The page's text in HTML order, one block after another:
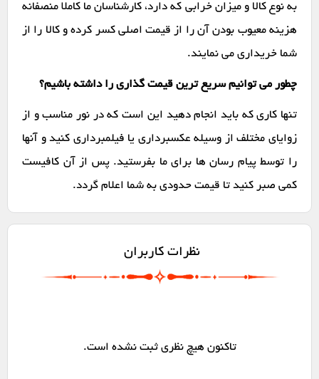
به نوع کالا و میزان خرابی که دارد، کارشناسان ما کاملا منصفانه
هزینه معیوب بودن آن را از قیمت اصلی کسر کرده و کالا را از
شما خریداری می نمایند.
چطور می توانیم سریع ترین قیمت گذاری را داشته باشیم؟
تنها کاری که باید انجام دهید این است که در نور مناسب و از
زوایای مختلف از وسیله عکسبرداری یا فیلمبرداری کنید و آنها
را توسط پیام رسان ها برای ما بفرستید. پس از آن کافیست
کمی صبر کنید تا قیمت حدودی به شما اعلام گردد.
نظرات کاربران
تاکنون هیچ نظری ثبت نشده است.